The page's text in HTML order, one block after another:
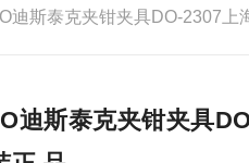
迪斯泰克夹钳夹具DO-2307上
迪斯泰克夹钳夹具